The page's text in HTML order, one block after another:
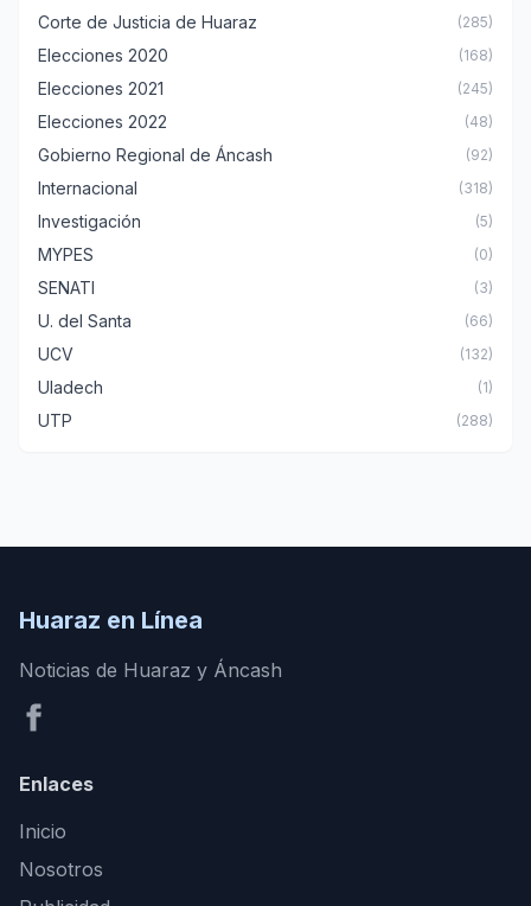
Corte de Justicia de Huaraz (285)
Elecciones 2020 (168)
Elecciones 2021 (245)
Elecciones 2022 (48)
Gobierno Regional de Áncash (92)
Internacional (318)
Investigación (5)
MYPES (0)
SENATI (3)
U. del Santa (66)
UCV (132)
Uladech (1)
UTP (288)
Huaraz en Línea
Noticias de Huaraz y Áncash
Enlaces
Inicio
Nosotros